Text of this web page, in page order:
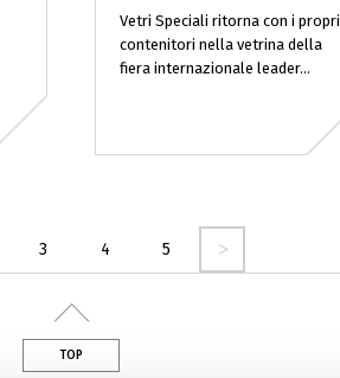
Vetri Speciali ritorna con i propri
contenitori nella vetrina della
fiera internazionale leader...
3 4 5
seguente ›
TOP